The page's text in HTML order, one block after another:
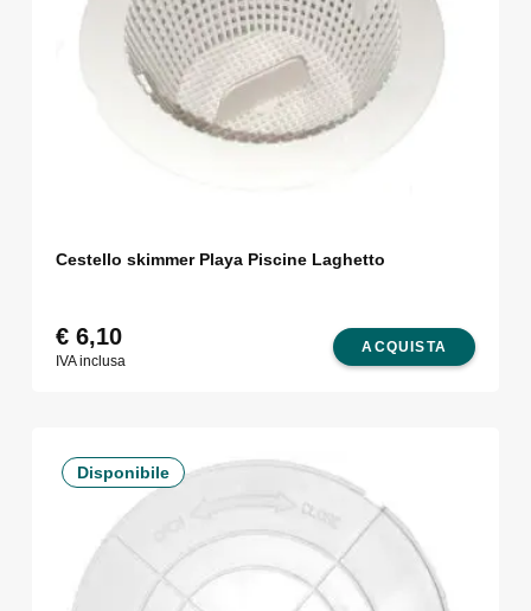
Cestello skimmer Playa Piscine Laghetto
ACQUISTA
€6,10
IVA inclusa
Disponibile